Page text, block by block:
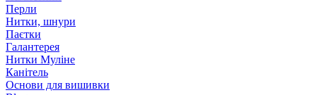
Перли
Нитки, шнури
Паєтки
Галантерея
Нитки Муліне
Канітель
Основи для вишивки